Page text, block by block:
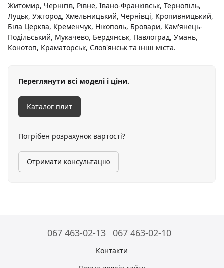
Житомир, Чернігів, Рівне, Івано-Франківськ, Тернопіль,
Луцьк, Ужгород, Хмельницький, Чернівці, Кропивницький,
Біла Церква, Кременчук, Нікополь, Бровари, Кам'янець-
Подільський, Мукачево, Бердянськ, Павлоград, Умань,
Конотоп, Краматорськ, Слов'янськ та інші міста.
Переглянути всі моделі і ціни.
Каталог плит
Потрібен розрахунок вартості?
Отримати консультацію
067 463-02-13 067 463-02-10
Контакти